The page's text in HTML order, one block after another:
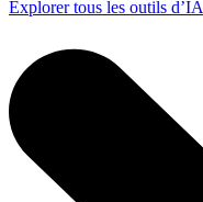
Explorer tous les outils d’IA